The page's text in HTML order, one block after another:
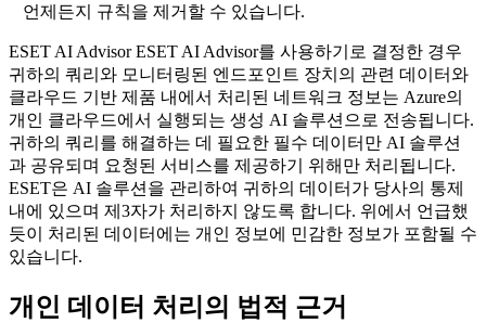
언제든지 규칙을 제거할 수 있습니다.
ESET AI AdvisorESET AI Advisor를 사용하기로 결정한 경우
귀하의 쿼리와 모니터링된 엔드포인트 장치의 관련 데이터와
클라우드 기반 제품 내에서 처리된 네트워크 정보는 Azure의
개인 클라우드에서 실행되는 생성 AI 솔루션으로 전송됩니다.
귀하의 쿼리를 해결하는 데 필요한 필수 데이터만 AI 솔루션
과 공유되며 요청된 서비스를 제공하기 위해만 처리됩니다.
ESET은 AI 솔루션을 관리하여 귀하의 데이터가 당사의 통제
내에 있으며 제3자가 처리하지 않도록 합니다. 위에서 언급했
듯이 처리된 데이터에는 개인 정보에 민감한 정보가 포함될 수
있습니다.
개인 데이터 처리의 법적 근거